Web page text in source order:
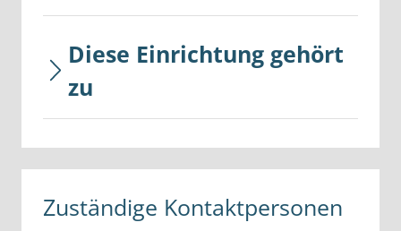
Diese Einrichtung gehört
zu
Zuständige Kontaktpersonen